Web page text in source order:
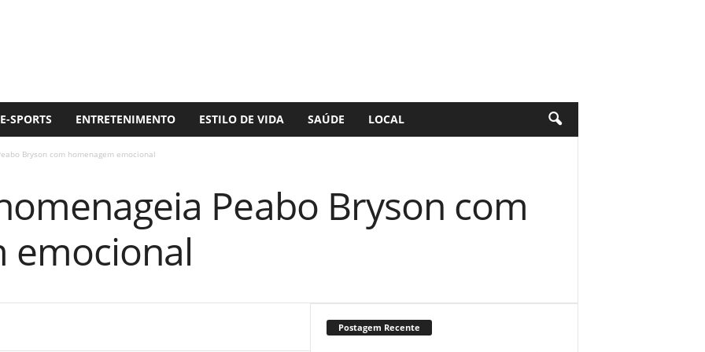
E-SPORTS ENTRETENIMENTO ESTILO DE VIDA SAÚDE LOCAL
Bryson com homenagem emocional
Peabo Bryson com
emocional
Postagem Recente